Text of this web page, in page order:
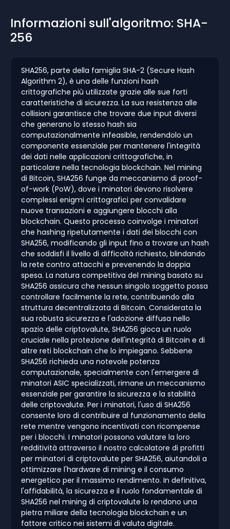
Informazioni sull'algoritmo: SHA-
256
SHA256, parte della famiglia SHA-2 (Secure Hash
Algorithm 2), è una delle funzioni hash
crittografiche più utilizzate grazie alle sue forti
caratteristiche di sicurezza. La sua resistenza alle
collisioni garantisce che trovare due input diversi
che generano lo stesso hash sia
computazionalmente infeasible, rendendolo un
componente essenziale per mantenere l'integrità
dei dati nelle applicazioni crittografiche, in
particolare nella tecnologia blockchain. Nel mining
di Bitcoin, SHA256 funge da meccanismo di proof-
of-work (PoW), dove i minatori devono risolvere
complessi enigmi crittografici per convalidare
nuove transazioni e aggiungere blocchi alla
blockchain. Questo processo coinvolge i minatori
che hashing ripetutamente i dati dei blocchi con
SHA256, modificando gli input fino a trovare un hash
che soddisfi il livello di difficoltà richiesto, blindando
la rete contro attacchi e prevenendo la doppia
spesa. La natura competitiva del mining basato su
SHA256 assicura che nessun singolo soggetto possa
controllare facilmente la rete, contribuendo alla
struttura decentralizzata di Bitcoin. Considerata la
sua robusta sicurezza e l'adozione diffusa nello
spazio delle criptovalute, SHA256 gioca un ruolo
cruciale nella protezione dell'integrità di Bitcoin e di
altre reti blockchain che lo impiegano. Sebbene
SHA256 richieda una notevole potenza
computazionale, specialmente con l'emergere di
minatori ASIC specializzati, rimane un meccanismo
essenziale per garantire la sicurezza e la stabilità
delle criptovalute. Per i minatori, l'uso di SHA256
consente loro di contribuire al funzionamento della
rete mentre vengono incentivati con ricompense
per i blocchi. I minatori possono valutare la loro
redditività attraverso il nostro calcolatore di profitti
per minatori di criptovalute per SHA256, aiutandoli a
ottimizzare l'hardware di mining e il consumo
energetico per il massimo rendimento. In definitiva,
l'affidabilità, la sicurezza e il ruolo fondamentale di
SHA256 nel mining di criptovalute lo rendono una
pietra miliare della tecnologia blockchain e un
fattore critico nei sistemi di valuta digitale.